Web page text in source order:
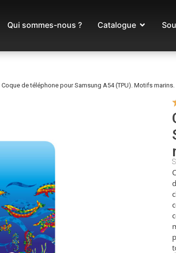
Qui sommes-nous ? Catalogue
Coque de téléphone pour Samsung A54 (TPU). Motifs marins.